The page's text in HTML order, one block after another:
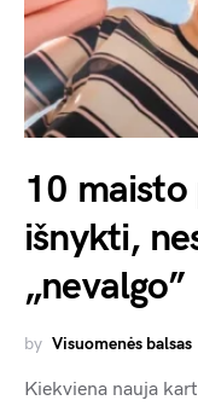
10
išnykti,
„nevalgo”
by Visuomenės balsas
Kiekviena nauja